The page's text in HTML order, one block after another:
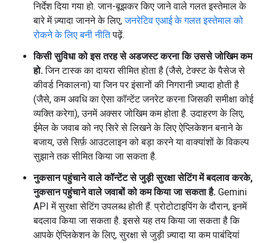
निर्देश दिया गया हो. जान-बूझकर किए जाने वाले गलत इस्तेमाल के
बारे में ज़्यादा जानने के लिए,जनरेटिव एआई के गलत इस्तेमाल को
रोकने के लिए बनी नीतिपढ़ें.
किसी सुविधा को इस तरह से अडजस्ट करना कि उससे जोखिम कम
हो.जिन टास्क का दायरा सीमित होता है (जैसे, टेक्स्ट के पैसेज से
कीवर्ड निकालना) या जिन पर इंसानों की निगरानी ज़्यादा होती है
(जैसे, कम अवधि का ऐसा कॉन्टेंट जनरेट करना जिसकी समीक्षा कोई
व्यक्ति करेगा), उनमें अक्सर जोखिम कम होता है. उदाहरण के लिए,
ईमेल के जवाब को नए सिरे से लिखने के लिए ऐप्लिकेशन बनाने के
बजाय, उसे सिर्फ़ आउटलाइन को बड़ा करने या वाक्यांशों के विकल्प
सुझाने तक सीमित किया जा सकता है.
नुकसान पहुंचाने वाले कॉन्टेंट से जुड़ी सुरक्षा सेटिंग में बदलाव करके,
नुकसान पहुंचाने वाले जवाबों को कम किया जा सकता है. Gemini
API में सुरक्षा सेटिंग उपलब्ध होती हैं. प्रोटोटाइपिंग के दौरान, इनमें
बदलाव किया जा सकता है. इससे यह तय किया जा सकता है कि
आपके ऐप्लिकेशन के लिए, सुरक्षा से जुड़ी ज़्यादा या कम पाबंदियां